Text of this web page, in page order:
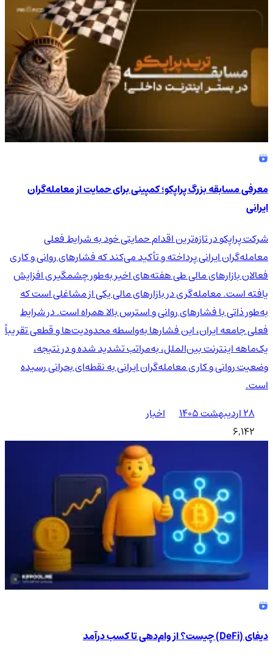
معرفی مسابقه بزرگ پراپکو؛ کمپینی برای حمایت از معامله‌گران
ایرانی
شرکت پراپکو در تازه‌ترین اقدام حمایتی خود به شرایط فعلی
معامله‌گران ایرانی پرداخته و تأکید می‌کند که فشارهای روانی و کاری
فعالان بازارهای مالی طی هفته‌های اخیر به‌طور چشمگیری افزایش
یافته است. معامله‌گری در بازارهای مالی یکی از مشاغلی است که
به‌طور ذاتی با فشارهای روانی و استرس بالا همراه است. در شرایط
فعلی جامعه ایران، این فشارها به‌واسطه محدودیت‌ها و قطعی تقریباً
یک‌ماهه اینترنت بین‌الملل، به‌مراتب تشدید شده و در نتیجه،
وضعیت روانی و کاری معامله‌گران ایرانی به نقطه‌ای بحرانی رسیده
است.
۲۸ اردیبهشت ۱۴۰۵
اخبار
6,142
دیفای (DeFi) چیست؟ از وام‌دهی تا کسب درآمد